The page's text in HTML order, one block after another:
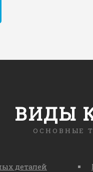
ВИДЫ
ОСНОВНЫЕ
деталей